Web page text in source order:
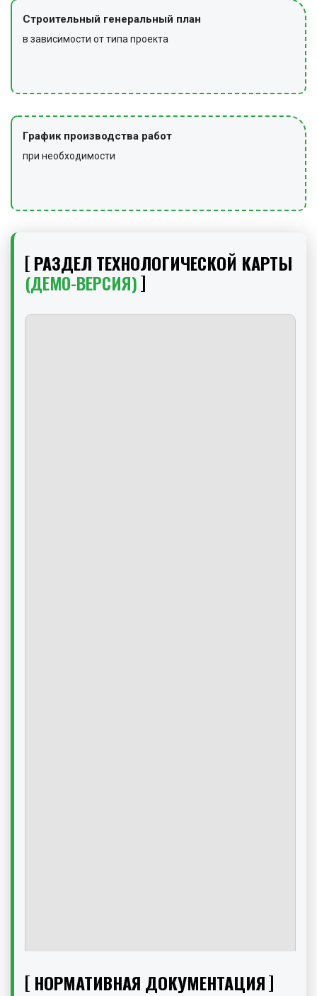
Строительный генеральный план
в зависимости от типа проекта
График производства работ
при необходимости
РАЗДЕЛ ТЕХНОЛОГИЧЕСКОЙ КАРТЫ
(ДЕМО-ВЕРСИЯ)
НОРМАТИВНАЯ ДОКУМЕНТАЦИЯ